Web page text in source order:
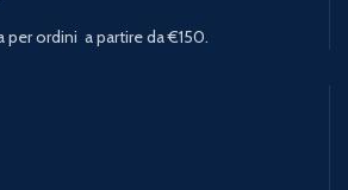
per ordini a partire da €150.